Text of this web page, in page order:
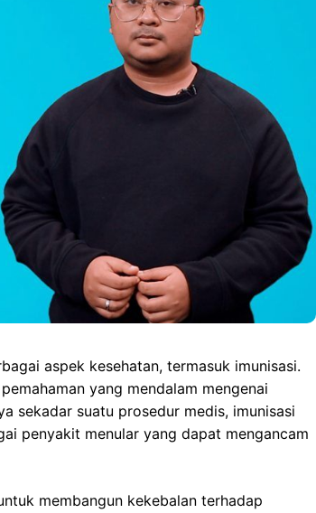
o
o
k n
aspek kesehatan, termasuk imunisasi.
yang mendalam mengenai
sekadar suatu prosedur medis, imunisasi
penyakit menular yang dapat mengancam
membangun kekebalan terhadap